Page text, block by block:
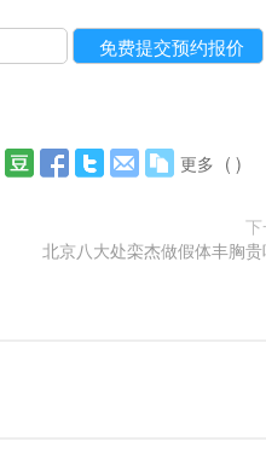
更多 ( )
北京八大处栾杰做假体丰胸贵